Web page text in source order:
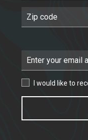
Postal Code
Email Address
I would like to
I would like to